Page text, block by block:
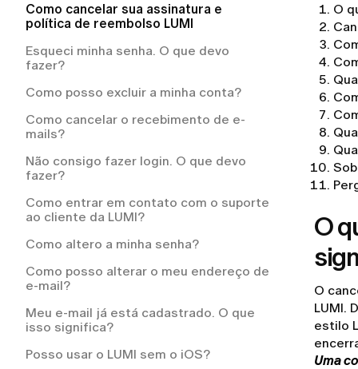
Por que a LUMI me cobrou
automaticamente?
Preciso pagar pelo serviço de entrega?
O meu pedido está atrasado. O que
devo fazer?
Como posso acompanhar o meu
pedido?
Para quais países vocês entregam?
Posso alterar ou cancelar meu pedido
após a finalização da compra?
Como recebo as instruções para
devolução?
O que acontece se um item do meu
pedido estiver esgotado?
Como fazer um pedido na LUMI?
Como cancelar sua assinatura e
política de reembolso LUMI
Esqueci minha senha. O que devo
fazer?
Como posso excluir a minha conta?
Como cancelar o recebimento de e-
mails?
Não consigo fazer login. O que devo
fazer?
Como entrar em contato com o suporte
ao cliente da LUMI?
Como altero a minha senha?
Como posso alterar o meu endereço de
e-mail?
Meu e-mail já está cadastrado. O que
isso significa?
Posso usar o LUMI sem o iOS?
O
O
O
LUMI.
estilo
Uma